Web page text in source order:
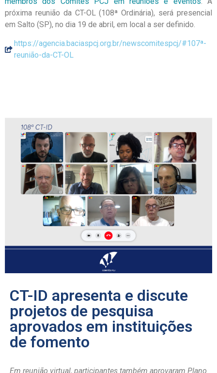
próxima reunião da CT-OL (108ª Ordinária), será presencial
em Salto (SP), no dia 19 de abril, em local a ser definido.
https://agencia.baciaspcj.org.br/newscomitespcj/#107ª-
reunião-da-CT-OL
CT-ID apresenta e discute
projetos de pesquisa
aprovados em instituições
de fomento
Em reunião virtual, participantes também aprovaram Plano